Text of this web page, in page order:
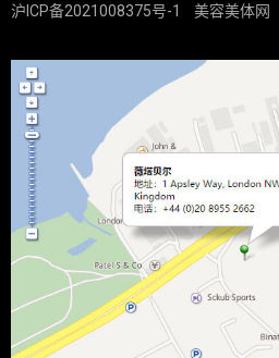
沪ICP备2021008375号-1 美容美体网